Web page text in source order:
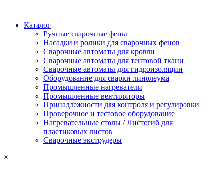
Каталог
Ручные сварочные фены
Насадки и ролики для сварочных фенов
Сварочные автоматы для кровли
Сварочные автоматы для тентовой ткани
Сварочные автоматы для гидроизоляции
Оборудование для сварки линолеума
Промышленные нагреватели
Промышленные вентиляторы
Принадлежности для контроля и регулировки
Проверочное и тестовое оборудование
Нагревательные столы / Листогиб для
пластиковых листов
Сварочные экструдеры
×